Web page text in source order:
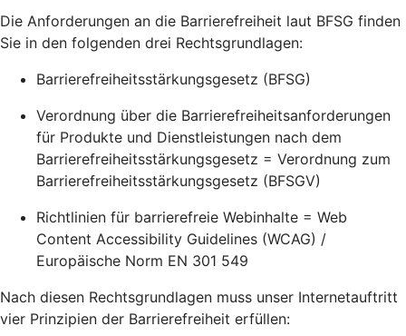
Die Anforderungen an die Barrierefreiheit laut BFSG finden
Sie in den folgenden drei Rechtsgrundlagen:
Barrierefreiheitsstärkungsgesetz (BFSG)
Verordnung über die Barrierefreiheitsanforderungen
für Produkte und Dienstleistungen nach dem
Barrierefreiheitsstärkungsgesetz = Verordnung zum
Barrierefreiheitsstärkungsgesetz (BFSGV)
Richtlinien für barrierefreie Webinhalte = Web
Content Accessibility Guidelines (WCAG) /
Europäische Norm EN 301 549
Nach diesen Rechtsgrundlagen muss unser Internetauftritt
vier Prinzipien der Barrierefreiheit erfüllen: